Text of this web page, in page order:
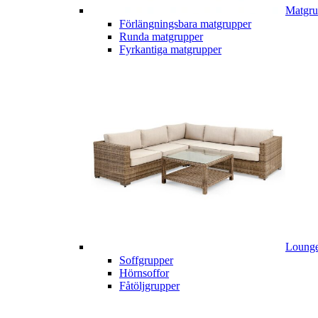
Förlängningsbara matgrupper
Runda matgrupper
Fyrkantiga matgrupper
Soffgrupper
Hörnsoffor
Fåtöljgrupper